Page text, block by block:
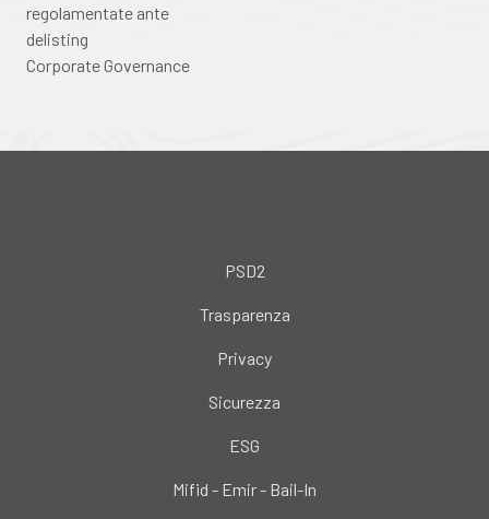
regolamentate ante
delisting
Corporate Governance
PSD2
Trasparenza
Privacy
Sicurezza
ESG
Mifid - Emir - Bail-In